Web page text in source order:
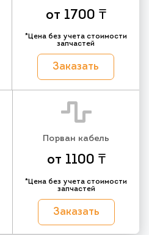
от 1700 ₸
*Цена без учета стоимости
запчастей
Заказать
Порван кабель
от 1100 ₸
*Цена без учета стоимости
запчастей
Заказать